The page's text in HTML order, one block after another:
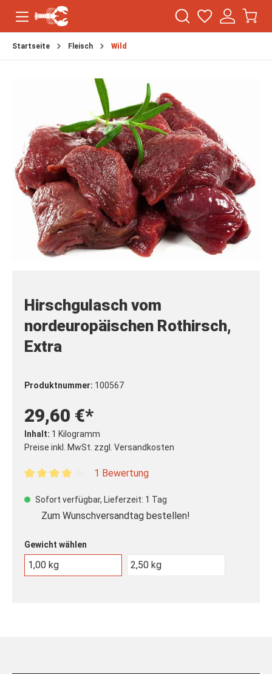
Startseite Fleisch Wild
Bildergalerie überspringen
Hirschgulasch vom
nordeuropäischen Rothirsch,
Extra
Produktnummer: 100567
29,60 €*
Inhalt: 1 Kilogramm
Preise inkl. MwSt. zzgl. Versandkosten
1 Bewertung
Sofort verfügbar, Lieferzeit: 1 Tag
Zum Wunschversandtag bestellen!
Gewicht wählen
1,00 kg 2,50 kg